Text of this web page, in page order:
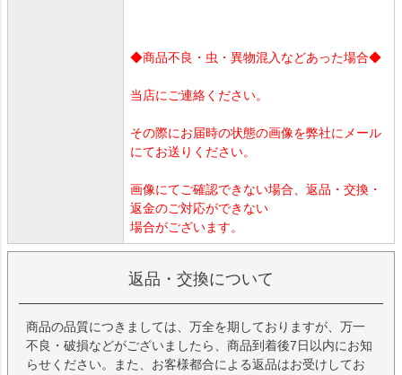
◆商品不良・虫・異物混入などあった場合◆
当店にご連絡ください。
その際にお届時の状態の画像を弊社にメール
にてお送りください。
画像にてご確認できない場合、返品・交換・
返金のご対応ができない
場合がございます。
返品・交換について
商品の品質につきましては、万全を期しておりますが、万一
不良・破損などがございましたら、商品到着後7日以内にお知
らせください。また、お客様都合による返品はお受けしてお